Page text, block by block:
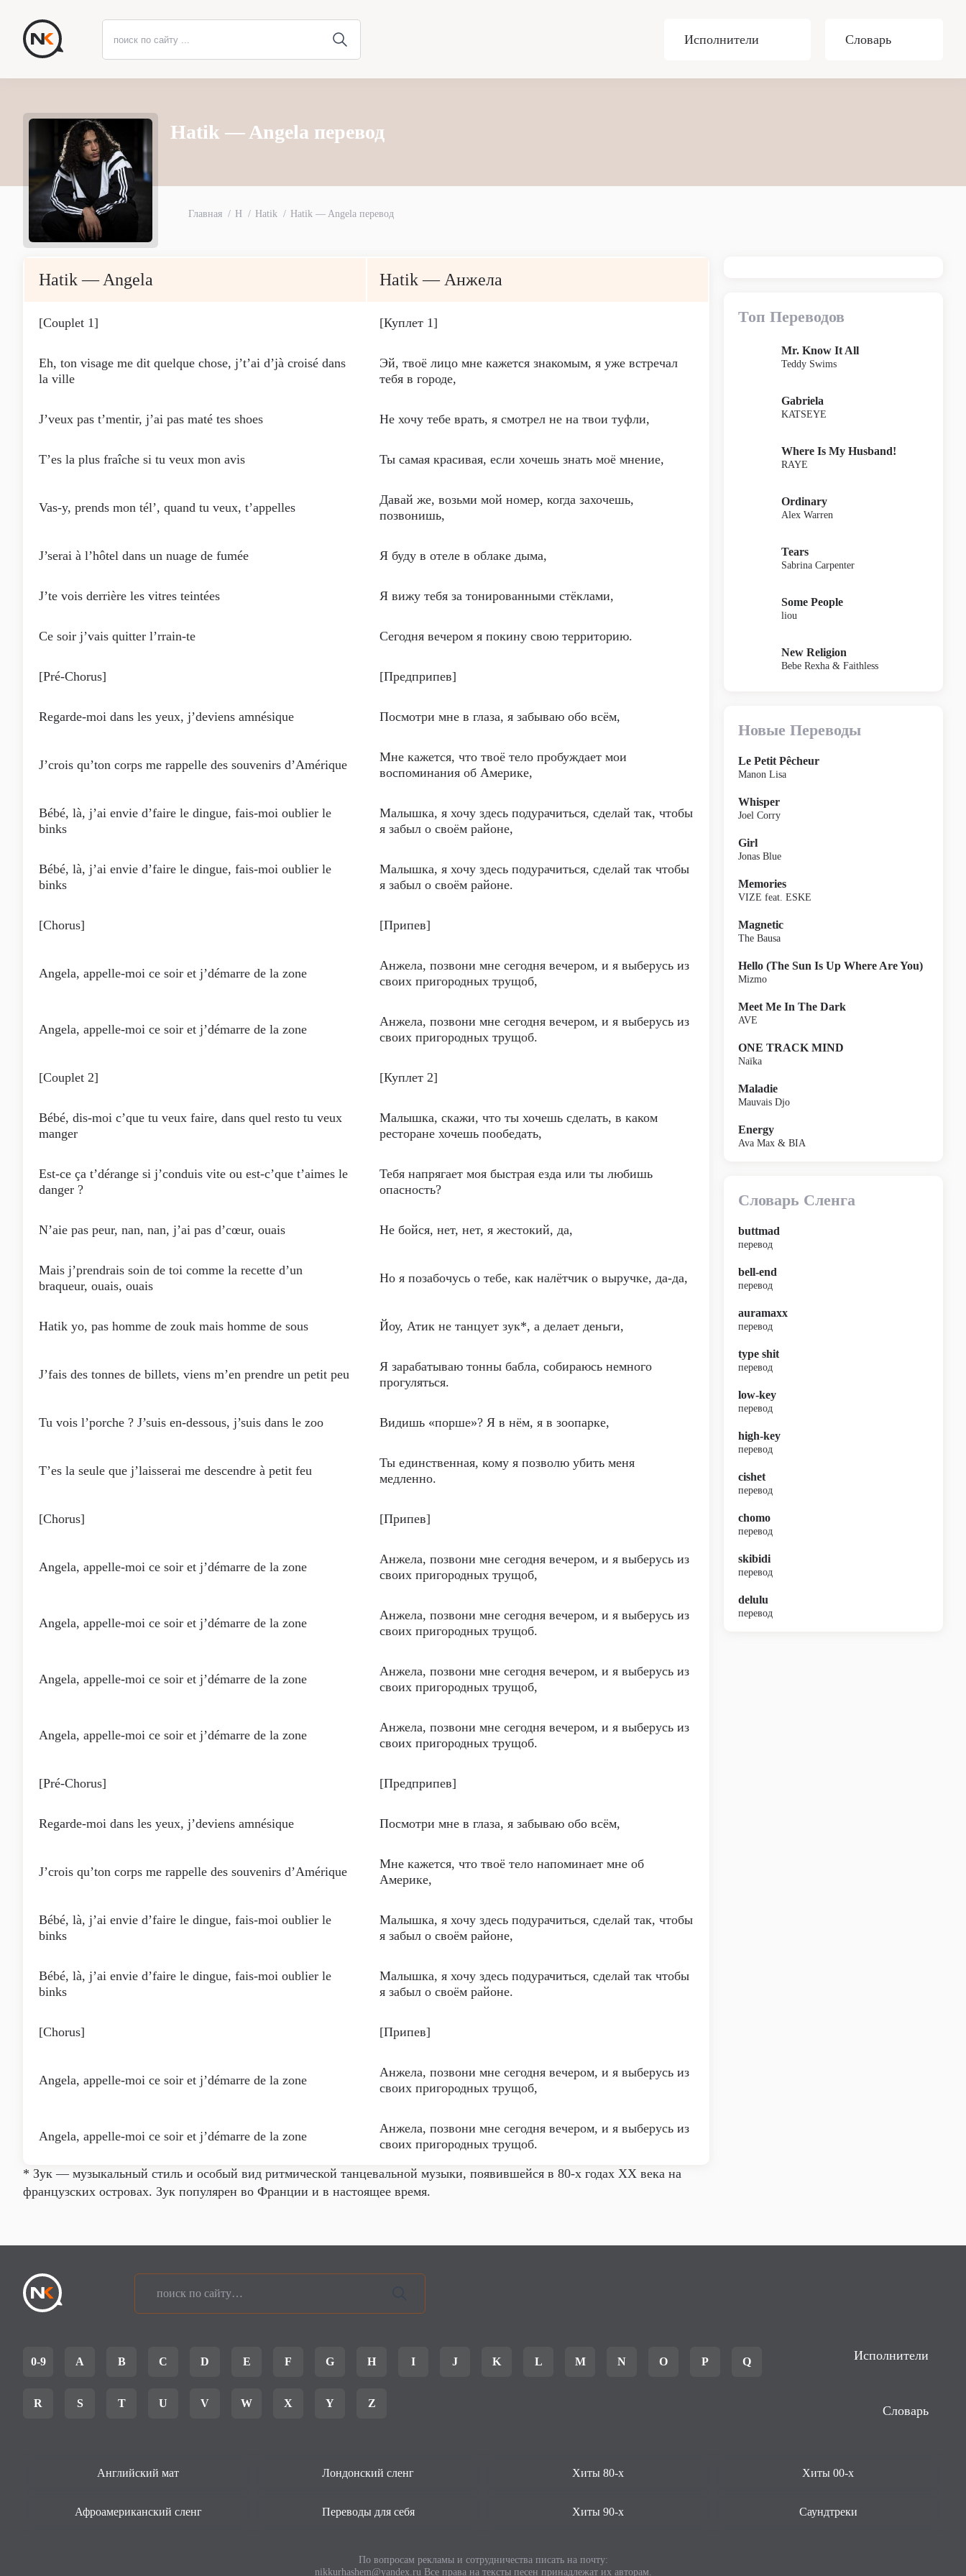
Исполнители Словарь
Hatik — Angela перевод
Главная H Hatik Hatik — Angela перевод
Hatik — Angela Hatik — Анжела
[Couplet 1] [Куплет 1]
Eh, ton visage me dit quelque chose, j’t’ai d’jà croisé dans
la ville
Эй, твоё лицо мне кажется знакомым, я уже встречал
тебя в городе,
J’veux pas t’mentir, j’ai pas maté tes shoes Не хочу тебе врать, я смотрел не на твои туфли,
T’es la plus fraîche si tu veux mon avis Ты самая красивая, если хочешь знать моё мнение,
Vas-y, prends mon tél’, quand tu veux, t’appelles
Давай же, возьми мой номер, когда захочешь,
позвонишь,
J’serai à l’hôtel dans un nuage de fumée Я буду в отеле в облаке дыма,
J’te vois derrière les vitres teintées Я вижу тебя за тонированными стёклами,
Ce soir j’vais quitter l’rrain-te Сегодня вечером я покину свою территорию.
[Pré-Chorus] [Предприпев]
Regarde-moi dans les yeux, j’deviens amnésique Посмотри мне в глаза, я забываю обо всём,
J’crois qu’ton corps me rappelle des souvenirs d’Amérique
Мне кажется, что твоё тело пробуждает мои
воспоминания об Америке,
Bébé, là, j’ai envie d’faire le dingue, fais-moi oublier le
binks
Малышка, я хочу здесь подурачиться, сделай так, чтобы
я забыл о своём районе,
Bébé, là, j’ai envie d’faire le dingue, fais-moi oublier le
binks
Малышка, я хочу здесь подурачиться, сделай так чтобы
я забыл о своём районе.
[Chorus] [Припев]
Angela, appelle-moi ce soir et j’démarre de la zone
Анжела, позвони мне сегодня вечером, и я выберусь из
своих пригородных трущоб,
Angela, appelle-moi ce soir et j’démarre de la zone
Анжела, позвони мне сегодня вечером, и я выберусь из
своих пригородных трущоб.
[Couplet 2] [Куплет 2]
Bébé, dis-moi c’que tu veux faire, dans quel resto tu veux
manger
Малышка, скажи, что ты хочешь сделать, в каком
ресторане хочешь пообедать,
Est-ce ça t’dérange si j’conduis vite ou est-c’que t’aimes le
danger ?
Тебя напрягает моя быстрая езда или ты любишь
опасность?
N’aie pas peur, nan, nan, j’ai pas d’cœur, ouais Не бойся, нет, нет, я жестокий, да,
Mais j’prendrais soin de toi comme la recette d’un
braqueur, ouais, ouais
Но я позабочусь о тебе, как налётчик о выручке, да-да,
Hatik yo, pas homme de zouk mais homme de sous Йоу, Атик не танцует зук*, а делает деньги,
J’fais des tonnes de billets, viens m’en prendre un petit peu
Я зарабатываю тонны бабла, собираюсь немного
прогуляться.
Tu vois l’porche ? J’suis en-dessous, j’suis dans le zoo Видишь «порше»? Я в нём, я в зоопарке,
T’es la seule que j’laisserai me descendre à petit feu
Ты единственная, кому я позволю убить меня
медленно.
[Chorus] [Припев]
Angela, appelle-moi ce soir et j’démarre de la zone
Анжела, позвони мне сегодня вечером, и я выберусь из
своих пригородных трущоб,
Angela, appelle-moi ce soir et j’démarre de la zone
Анжела, позвони мне сегодня вечером, и я выберусь из
своих пригородных трущоб.
Angela, appelle-moi ce soir et j’démarre de la zone
Анжела, позвони мне сегодня вечером, и я выберусь из
своих пригородных трущоб,
Angela, appelle-moi ce soir et j’démarre de la zone
Анжела, позвони мне сегодня вечером, и я выберусь из
своих пригородных трущоб.
[Pré-Chorus] [Предприпев]
Regarde-moi dans les yeux, j’deviens amnésique Посмотри мне в глаза, я забываю обо всём,
J’crois qu’ton corps me rappelle des souvenirs d’Amérique
Мне кажется, что твоё тело напоминает мне об
Америке,
Bébé, là, j’ai envie d’faire le dingue, fais-moi oublier le
binks
Малышка, я хочу здесь подурачиться, сделай так, чтобы
я забыл о своём районе,
Bébé, là, j’ai envie d’faire le dingue, fais-moi oublier le
binks
Малышка, я хочу здесь подурачиться, сделай так чтобы
я забыл о своём районе.
[Chorus] [Припев]
Angela, appelle-moi ce soir et j’démarre de la zone
Анжела, позвони мне сегодня вечером, и я выберусь из
своих пригородных трущоб,
Angela, appelle-moi ce soir et j’démarre de la zone
Анжела, позвони мне сегодня вечером, и я выберусь из
своих пригородных трущоб.
* Зук — музыкальный стиль и особый вид ритмической танцевальной музыки, появившейся в 80-х годах XX века на
французских островах. Зук популярен во Франции и в настоящее время.
Топ Переводов
Mr. Know It All
Teddy Swims
Gabriela
KATSEYE
Where Is My Husband!
RAYE
Ordinary
Alex Warren
Tears
Sabrina Carpenter
Some People
liou
New Religion
Bebe Rexha & Faithless
Новые Переводы
Le Petit Pêcheur
Manon Lisa
Whisper
Joel Corry
Girl
Jonas Blue
Memories
VIZE feat. ESKE
Magnetic
The Bausa
Hello (The Sun Is Up Where Are You)
Mizmo
Meet Me In The Dark
AVE
ONE TRACK MIND
Naïka
Maladie
Mauvais Djo
Energy
Ava Max & BIA
Словарь Сленга
buttmad
перевод
bell-end
перевод
auramaxx
перевод
type shit
перевод
low-key
перевод
high-key
перевод
cishet
перевод
chomo
перевод
skibidi
перевод
delulu
перевод
0-9 A B C D E F G H I J K L M N O P Q
R S T U V W X Y Z
Исполнители
Словарь
Английский мат Лондонский сленг Хиты 80-х Хиты 00-х
Афроамериканский сленг Переводы для себя Хиты 90-х Саундтреки
По вопросам рекламы и сотрудничества писать на почту:
nikkurhashem@yandex.ruВсе права на тексты песен принадлежат их авторам.